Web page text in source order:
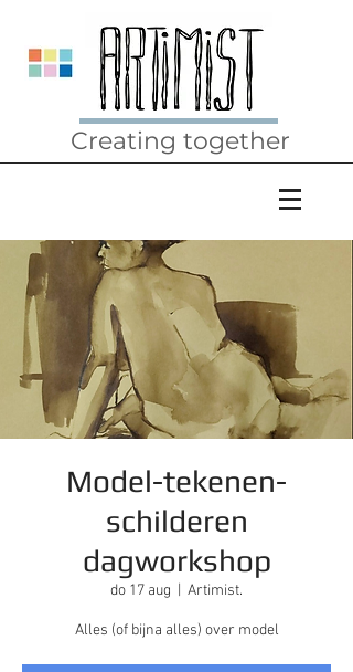
Creating together
Model-tekenen-
schilderen
dagworkshop
do 17 aug Artimist.
Alles (of bijna alles) over model